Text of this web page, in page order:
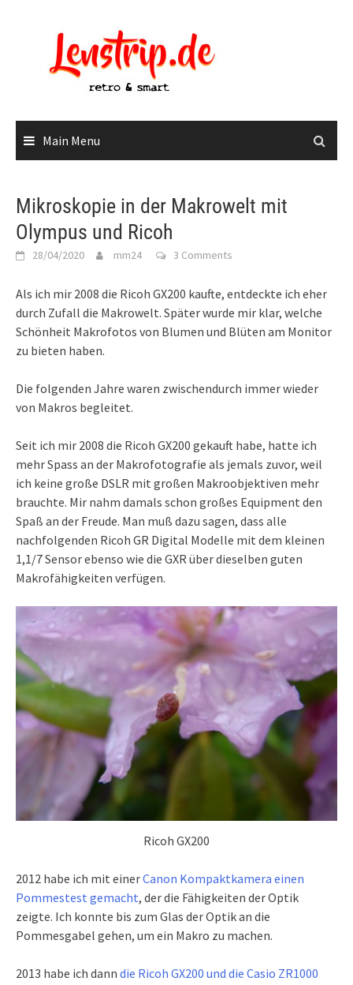
Main Menu
Mikroskopie in der Makrowelt mit
Olympus und Ricoh
28/04/2020 mm24 3 Comments
Als ich mir 2008 die Ricoh GX200 kaufte, entdeckte ich eher
durch Zufall die Makrowelt. Später wurde mir klar, welche
Schönheit Makrofotos von Blumen und Blüten am Monitor
zu bieten haben.
Die folgenden Jahre waren zwischendurch immer wieder
von Makros begleitet.
Seit ich mir 2008 die Ricoh GX200 gekauft habe, hatte ich
mehr Spass an der Makrofotografie als jemals zuvor, weil
ich keine große DSLR mit großen Makroobjektiven mehr
brauchte. Mir nahm damals schon großes Equipment den
Spaß an der Freude. Man muß dazu sagen, dass alle
nachfolgenden Ricoh GR Digital Modelle mit dem kleinen
1,1/7 Sensor ebenso wie die GXR über dieselben guten
Makrofähigkeiten verfügen.
Ricoh GX200
2012 habe ich mit einerCanon Kompaktkamera einen
Pommestest gemacht, der die Fähigkeiten der Optik
zeigte. Ich konnte bis zum Glas der Optik an die
Pommesgabel gehen, um ein Makro zu machen.
2013 habe ich dann die Ricoh GX200 und die Casio ZR1000